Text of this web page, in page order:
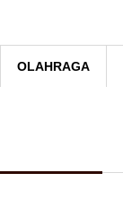
OLAHRAGA